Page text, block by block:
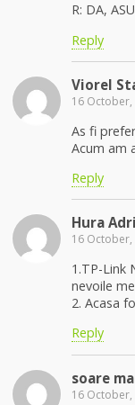
R: DA,
Reply
Viorel
16 October,
As fi
Acum am
Reply
Hura
16 October,
1.TP-Link
nevoile
2. Acasa
Reply
soare
16 October,